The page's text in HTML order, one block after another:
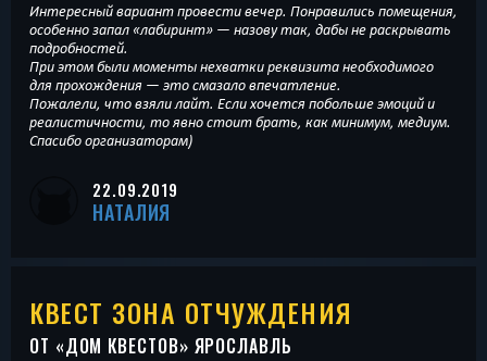
Интересный вариант провести вечер. Понравились помещения,
особенно запал «лабиринт» — назову так, дабы не раскрывать
подробностей.
При этом были моменты нехватки реквизита необходимого
для прохождения — это смазало впечатление.
Пожалели, что взяли лайт. Если хочется побольше эмоций и
реалистичности, то явно стоит брать, как минимум, медиум.
Спасибо организаторам)
22.09.2019
НАТАЛИЯ
КВЕСТ ЗОНА ОТЧУЖДЕНИЯ
ОТ «ДОМ КВЕСТОВ» ЯРОСЛАВЛЬ